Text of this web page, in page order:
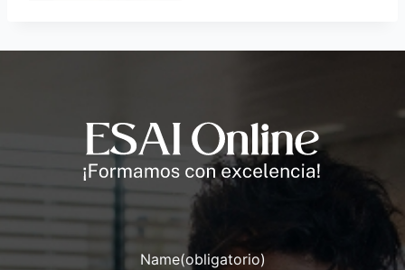
Name(obligatorio)